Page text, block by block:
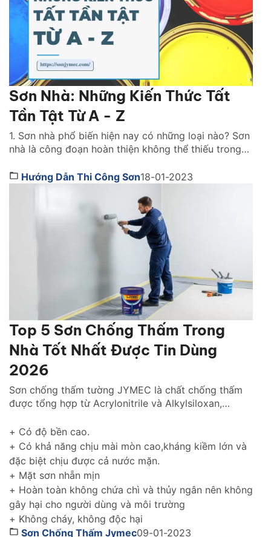
Sơn Nhà: Những Kiến Thức Tất
Tần Tật Từ A - Z
1. Sơn nhà phổ biến hiện nay có những loại nào? Sơn
nhà là công đoạn hoàn thiện không thể thiếu trong
như chiếc áo bảo vệ ngôi nhà khỏi những tác động
Hướng Dẫn Thi Công Sơn18-01-2023
Top 5 Sơn Chống Thấm Trong
Nhà Tốt Nhất Được Tin Dùng
2026
Sơn chống thấm tường JYMEC là chất chống thấm
được tổng hợp từ Acrylonitrile và Alkylsiloxan,
tường ngoài trời gìn giữ và tôn lên vẻ đẹp ngôi nhà
của bạn thách thức với thời gian.
+ Có độ bền cao.
+ Có khả năng chịu mài mòn cao,kháng kiềm lớn và
đặc biệt chịu được cả nước mặn.
+ Mặt sơn nhẵn mịn
+ Hoàn toàn không chứa chì và thủy ngân nên không
gây hại cho người dùng và môi trường
+ Không cháy, không độc hại
Sơn Chống Thấm Jymec09-01-2023